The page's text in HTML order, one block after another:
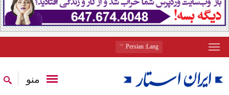
Lang
: Persian
منو